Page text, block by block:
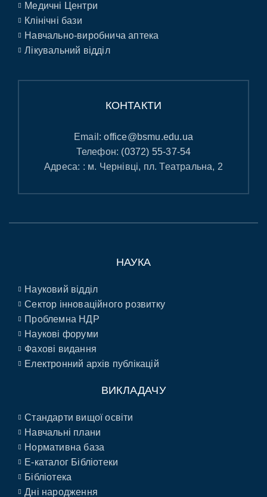
Медичні Центри
Клінічні бази
Навчально-виробнича аптека
Лікувальний відділ
КОНТАКТИ
Email:office@bsmu.edu.ua
Телефон: (0372) 55-37-54
Адреса: : м. Чернівці, пл. Театральна, 2
НАУКА
Науковий відділ
Сектор інноваційного розвитку
Проблемна НДР
Наукові форуми
Фахові видання
Електронний архів публікацій
ВИКЛАДАЧУ
Стандарти вищої освіти
Навчальні плани
Нормативна база
E-каталог Бібліотеки
Бібліотека
Дні народження